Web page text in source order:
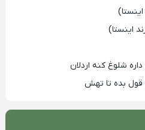
اینستا)
شلوغ کنه اردلان
قول بده تا تهش